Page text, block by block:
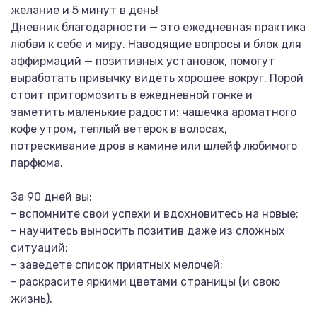
желание и 5 минут в день!
Дневник благодарности — это ежедневная практика
любви к себе и миру. Наводящие вопросы и блок для
аффирмаций — позитивных установок, помогут
выработать привычку видеть хорошее вокруг. Порой
стоит притормозить в ежедневной гонке и
заметить маленькие радости: чашечка ароматного
кофе утром, теплый ветерок в волосах,
потрескивание дров в камине или шлейф любимого
парфюма.
За 90 дней вы:
- вспомните свои успехи и вдохновитесь на новые;
- научитесь выносить позитив даже из сложных
ситуаций;
- заведете список приятных мелочей;
- раскрасите яркими цветами страницы (и свою
жизнь).